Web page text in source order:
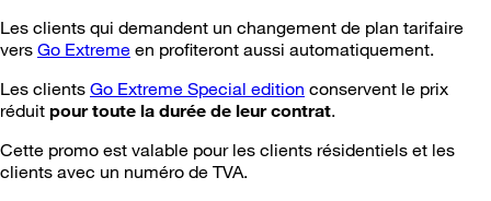
Les clients qui demandent un changement de plan tarifaire
vers Go Extreme en profiteront aussi automatiquement.
Les clients Go Extreme Special edition conservent le prix
réduit pour toute la durée de leur contrat.
Cette promo est valable pour les clients résidentiels et les
clients avec un numéro de TVA.